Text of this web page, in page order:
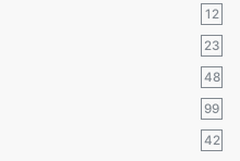
12
23
48
99
42